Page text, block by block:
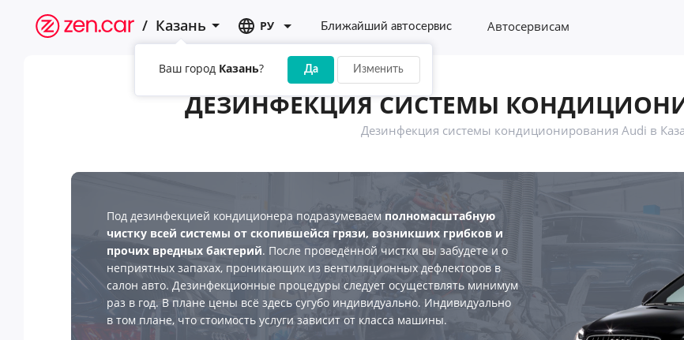
/ Казань
Ваш город Казань? Да Изменить
РУ Ближайший автосервис Автосервисам
ДЕЗИНФЕКЦИЯ СИСТЕМЫ
Дезинфекция системы кондиционирования Audi в
Под дезинфекцией кондиционера подразумеваем полномасштабную
чистку всей системы от скопившейся грязи, возникших грибков и
прочих вредных бактерий. После проведённой чистки вы забудете и о
неприятных запахах, проникающих из вентиляционных дефлекторов в
салон авто. Дезинфекционные процедуры следует осуществлять минимум
раз в год. В плане цены всё здесь сугубо индивидуально. Индивидуально
в том плане, что стоимость услуги зависит от класса машины.